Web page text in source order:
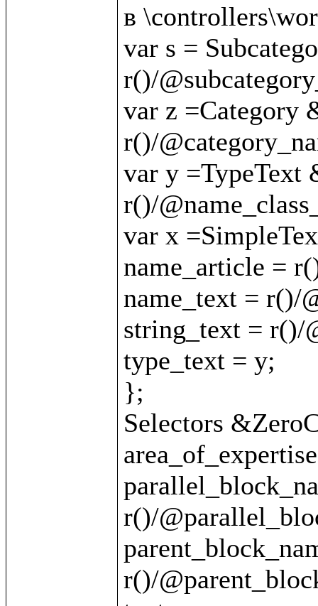
в
var s =
r()/
var z =Category
r()/
var y =TypeText
r()/
var x
name_article =
name_text = r()/
string_text = r()/
type_text = y;
};
Selectors
r()/
r()/